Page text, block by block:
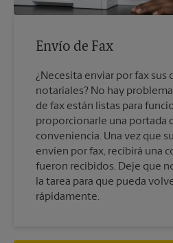
Envío de Fax
¿Necesita enviar por fax sus
notariales? No hay
de fax están listas para
proporcionarle una portada
conveniencia. Una vez que
envíen por fax, recibirá una
fueron recibidos. Deje que
la tarea para que pueda
rápidamente.